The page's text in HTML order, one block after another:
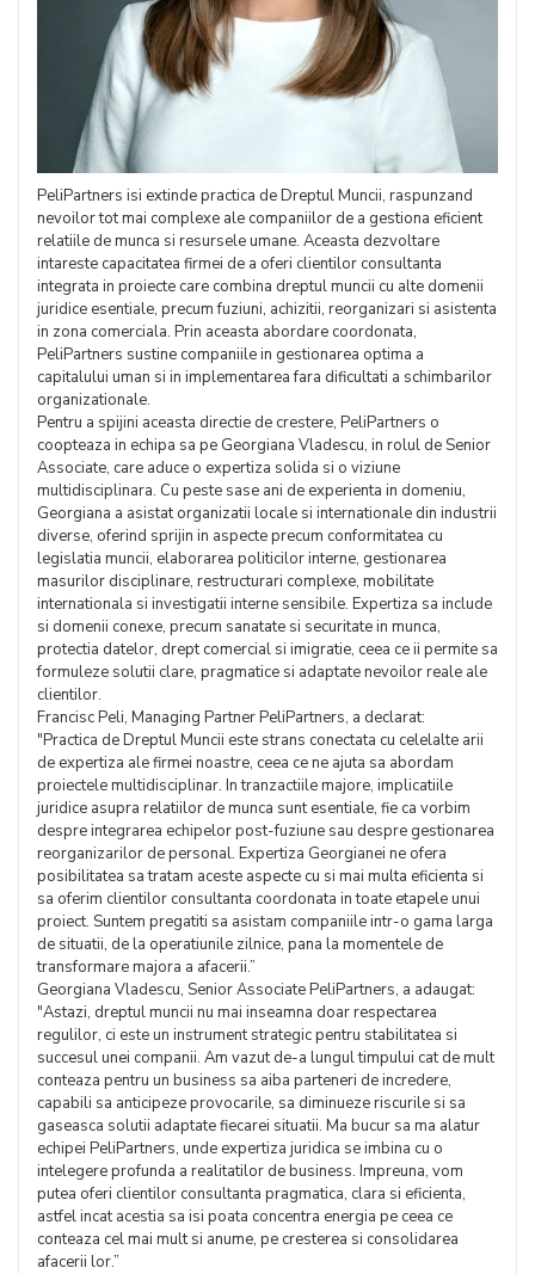
PeliPartners isi extinde practica de Dreptul Muncii, raspunzand
nevoilor tot mai complexe ale companiilor de a gestiona eficient
relatiile de munca si resursele umane. Aceasta dezvoltare
intareste capacitatea firmei de a oferi clientilor consultanta
integrata in proiecte care combina dreptul muncii cu alte domenii
juridice esentiale, precum fuziuni, achizitii, reorganizari si asistenta
in zona comerciala. Prin aceasta abordare coordonata,
PeliPartners sustine companiile in gestionarea optima a
capitalului uman si in implementarea fara dificultati a schimbarilor
organizationale.
Pentru a spijini aceasta directie de crestere, PeliPartners o
coopteaza in echipa sa pe Georgiana Vladescu, in rolul de Senior
Associate, care aduce o expertiza solida si o viziune
multidisciplinara. Cu peste sase ani de experienta in domeniu,
Georgiana a asistat organizatii locale si internationale din industrii
diverse, oferind sprijin in aspecte precum conformitatea cu
legislatia muncii, elaborarea politicilor interne, gestionarea
masurilor disciplinare, restructurari complexe, mobilitate
internationala si investigatii interne sensibile. Expertiza sa include
si domenii conexe, precum sanatate si securitate in munca,
protectia datelor, drept comercial si imigratie, ceea ce ii permite sa
formuleze solutii clare, pragmatice si adaptate nevoilor reale ale
clientilor.
Francisc Peli, Managing Partner PeliPartners, a declarat:
"Practica de Dreptul Muncii este strans conectata cu celelalte arii
de expertiza ale firmei noastre, ceea ce ne ajuta sa abordam
proiectele multidisciplinar. In tranzactiile majore, implicatiile
juridice asupra relatiilor de munca sunt esentiale, fie ca vorbim
despre integrarea echipelor post-fuziune sau despre gestionarea
reorganizarilor de personal. Expertiza Georgianei ne ofera
posibilitatea sa tratam aceste aspecte cu si mai multa eficienta si
sa oferim clientilor consultanta coordonata in toate etapele unui
proiect. Suntem pregatiti sa asistam companiile intr-o gama larga
de situatii, de la operatiunile zilnice, pana la momentele de
transformare majora a afacerii.”
Georgiana Vladescu, Senior Associate PeliPartners, a adaugat:
"Astazi, dreptul muncii nu mai inseamna doar respectarea
regulilor, ci este un instrument strategic pentru stabilitatea si
succesul unei companii. Am vazut de-a lungul timpului cat de mult
conteaza pentru un business sa aiba parteneri de incredere,
capabili sa anticipeze provocarile, sa diminueze riscurile si sa
gaseasca solutii adaptate fiecarei situatii. Ma bucur sa ma alatur
echipei PeliPartners, unde expertiza juridica se imbina cu o
intelegere profunda a realitatilor de business. Impreuna, vom
putea oferi clientilor consultanta pragmatica, clara si eficienta,
astfel incat acestia sa isi poata concentra energia pe ceea ce
conteaza cel mai mult si anume, pe cresterea si consolidarea
afacerii lor.”